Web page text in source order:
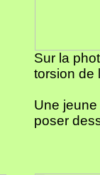
Sur la
torsion de
Une
poser